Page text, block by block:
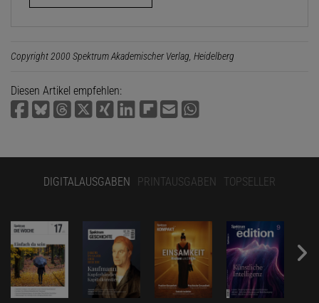
Copyright 2000 Spektrum Akademischer Verlag, Heidelberg
Diesen Artikel empfehlen:
DIGITALAUSGABEN PRINTAUSGABEN TOPSELLER